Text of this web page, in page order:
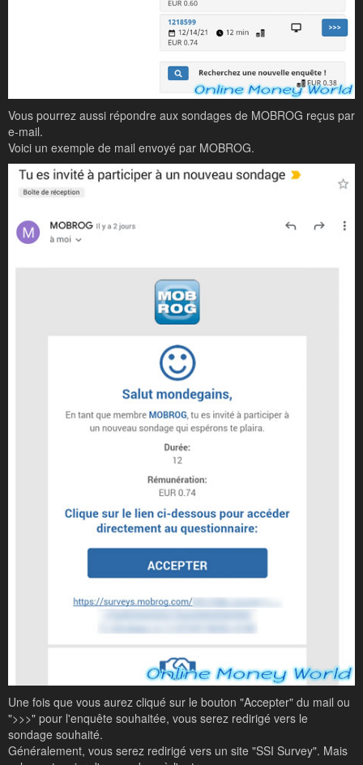
Vous pourrez aussi répondre aux sondages de MOBROG reçus par
e-mail.
Voici un exemple de mail envoyé par MOBROG.
Une fois que vous aurez cliqué sur le bouton "Accepter" du mail ou
">>>" pour l'enquête souhaitée, vous serez redirigé vers le
sondage souhaité.
Généralement, vous serez redirigé vers un site "SSI Survey". Mais